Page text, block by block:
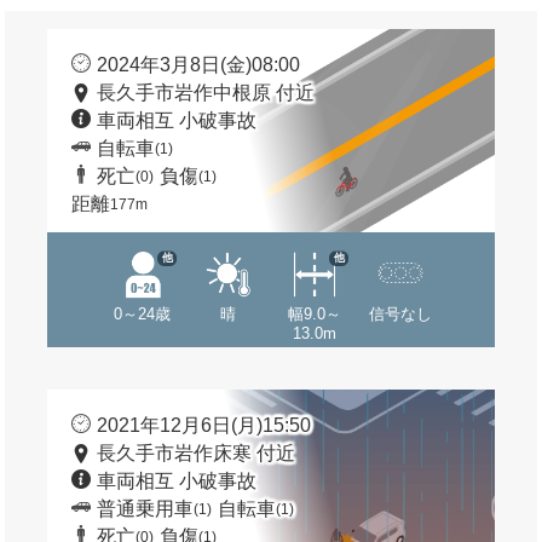
2024年3月8日(金)08:00
長久手市岩作中根原 付近
車両相互 小破事故
自転車(1)
死亡(0) 負傷(1)
距離177m
0～24歳
他
晴
幅9.0～
13.0m
他
信号なし
2021年12月6日(月)15:50
長久手市岩作床寒 付近
車両相互 小破事故
普通乗用車(1) 自転車(1)
死亡(0) 負傷(1)